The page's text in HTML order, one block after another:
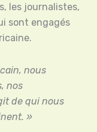
les journalistes,
sont engagés
nous
nos
de qui nous
»